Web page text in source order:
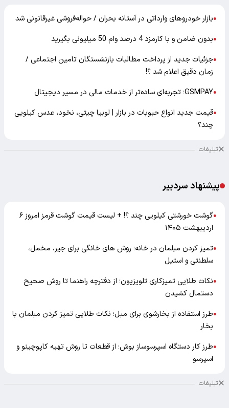
●بازار خودرو‌های وارداتی در آستانه بحران / حواله‌فروشی غیرقانونی شد
●بدون ضامن و با کارمزد 4 درصد وام 50 میلیونی بگیرید
●جزئیات جدید از پرداخت مطالبات بازنشستگان تامین اجتماعی /
زمان دقیق اعلام شد ؟!
●GSMPAY؛ تجربه‌ای ساده‌تر از خدمات مالی در مسیر دیجیتال
●قیمت جدید انواع حبوبات در بازار | لوبیا چیتی، نخود، عدس کیلویی
چند؟
تبلیغات
پیشنهاد سردبیر
●
گوشت خورشتی کیلویی چند ؟! + لیست قیمت گوشت قرمز امروز ۶
اردیبهشت ۱۴۰۵
●تمیز کردن مبلمان در خانه؛ روش های خانگی برای جیر، مخمل،
سلطنتی و استیل
●نکات طلایی تمیزکاری تلویزیون؛ از دفترچه راهنما تا روش صحیح
دستمال کشیدن
●طرز استفاده از بخارشوی برای مبل؛ نکات طلایی تمیز کردن مبلمان با
بخار
●طرز کار دستگاه اسپرسوساز بوش؛ از قطعات تا روش تهیه کاپوچینو و
اسپرسو
تبلیغات